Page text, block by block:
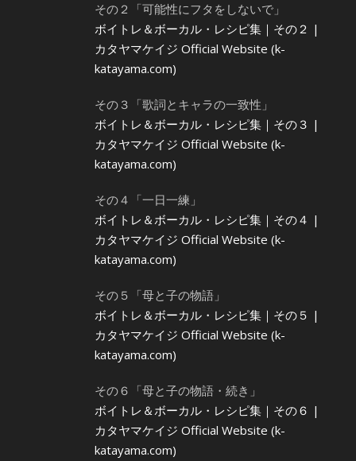
その２「可能性にフタをしないで」
ボイトレ＆ボーカル・レシピ集｜その２ |
カタヤマケイジ Official Website (k-
katayama.com)
その３「歌詞とキャラの一致性」
ボイトレ＆ボーカル・レシピ集｜その３ |
カタヤマケイジ Official Website (k-
katayama.com)
その４「一日一練」
ボイトレ＆ボーカル・レシピ集｜その４ |
カタヤマケイジ Official Website (k-
katayama.com)
その５「母と子の物語」
ボイトレ＆ボーカル・レシピ集｜その５ |
カタヤマケイジ Official Website (k-
katayama.com)
その６「母と子の物語・続き」
ボイトレ＆ボーカル・レシピ集｜その６ |
カタヤマケイジ Official Website (k-
katayama.com)